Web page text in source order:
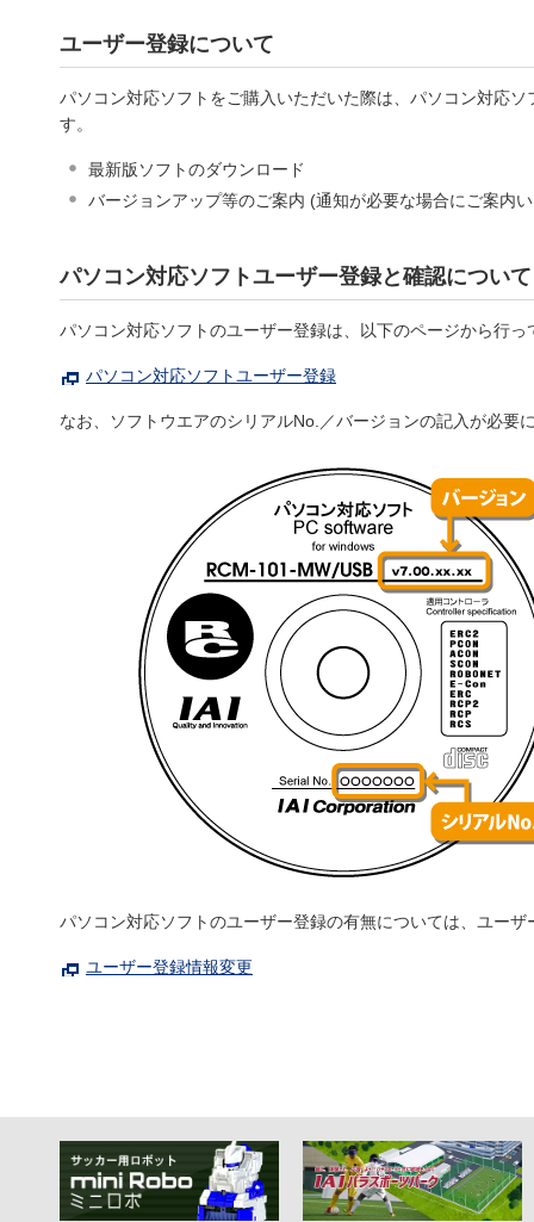
ユーザー登録について
パソコン対応ソフトをご購入いただいた際は、パソコン対応
す。
最新版ソフトのダウンロード
バージョンアップ等のご案内 (通知が必要な場合にご案内
パソコン対応ソフトユーザー登録と確認について
パソコン対応ソフトのユーザー登録は、以下のページから行っ
パソコン対応ソフトユーザー登録
なお、ソフトウエアのシリアルNo.／バージョンの記入が必要
パソコン対応ソフトのユーザー登録の有無については、ユー
ユーザー登録情報変更